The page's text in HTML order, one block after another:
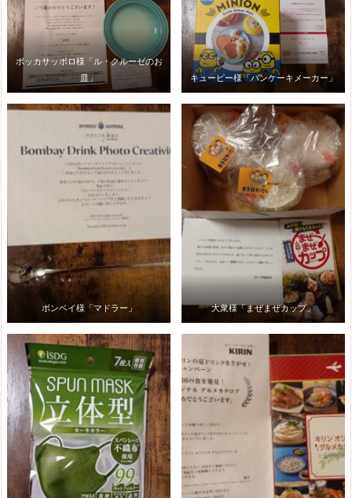
ポッカサッポロ様「ル・クルーゼのお
皿」
キューピー様「パンケーキメーカー」
ボンベイ様「マドラー」 大衆様「まぜまぜカップ」